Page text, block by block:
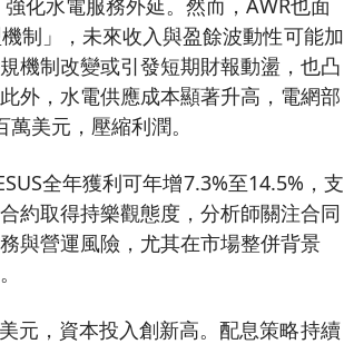
制」，未來收入與盈餘波動性可能加
機制改變或引發短期財報動盪，也凸
外，水電供應成本顯著升高，電網部
美元，壓縮利潤。
全年獲利可年增7.3%至14.5%，支
約取得持樂觀態度，分析師關注合同
與營運風險，尤其在市場整併背景
元，資本投入創新高。配息策略持續